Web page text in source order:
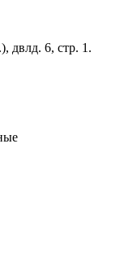
двлд. 6, стр. 1.